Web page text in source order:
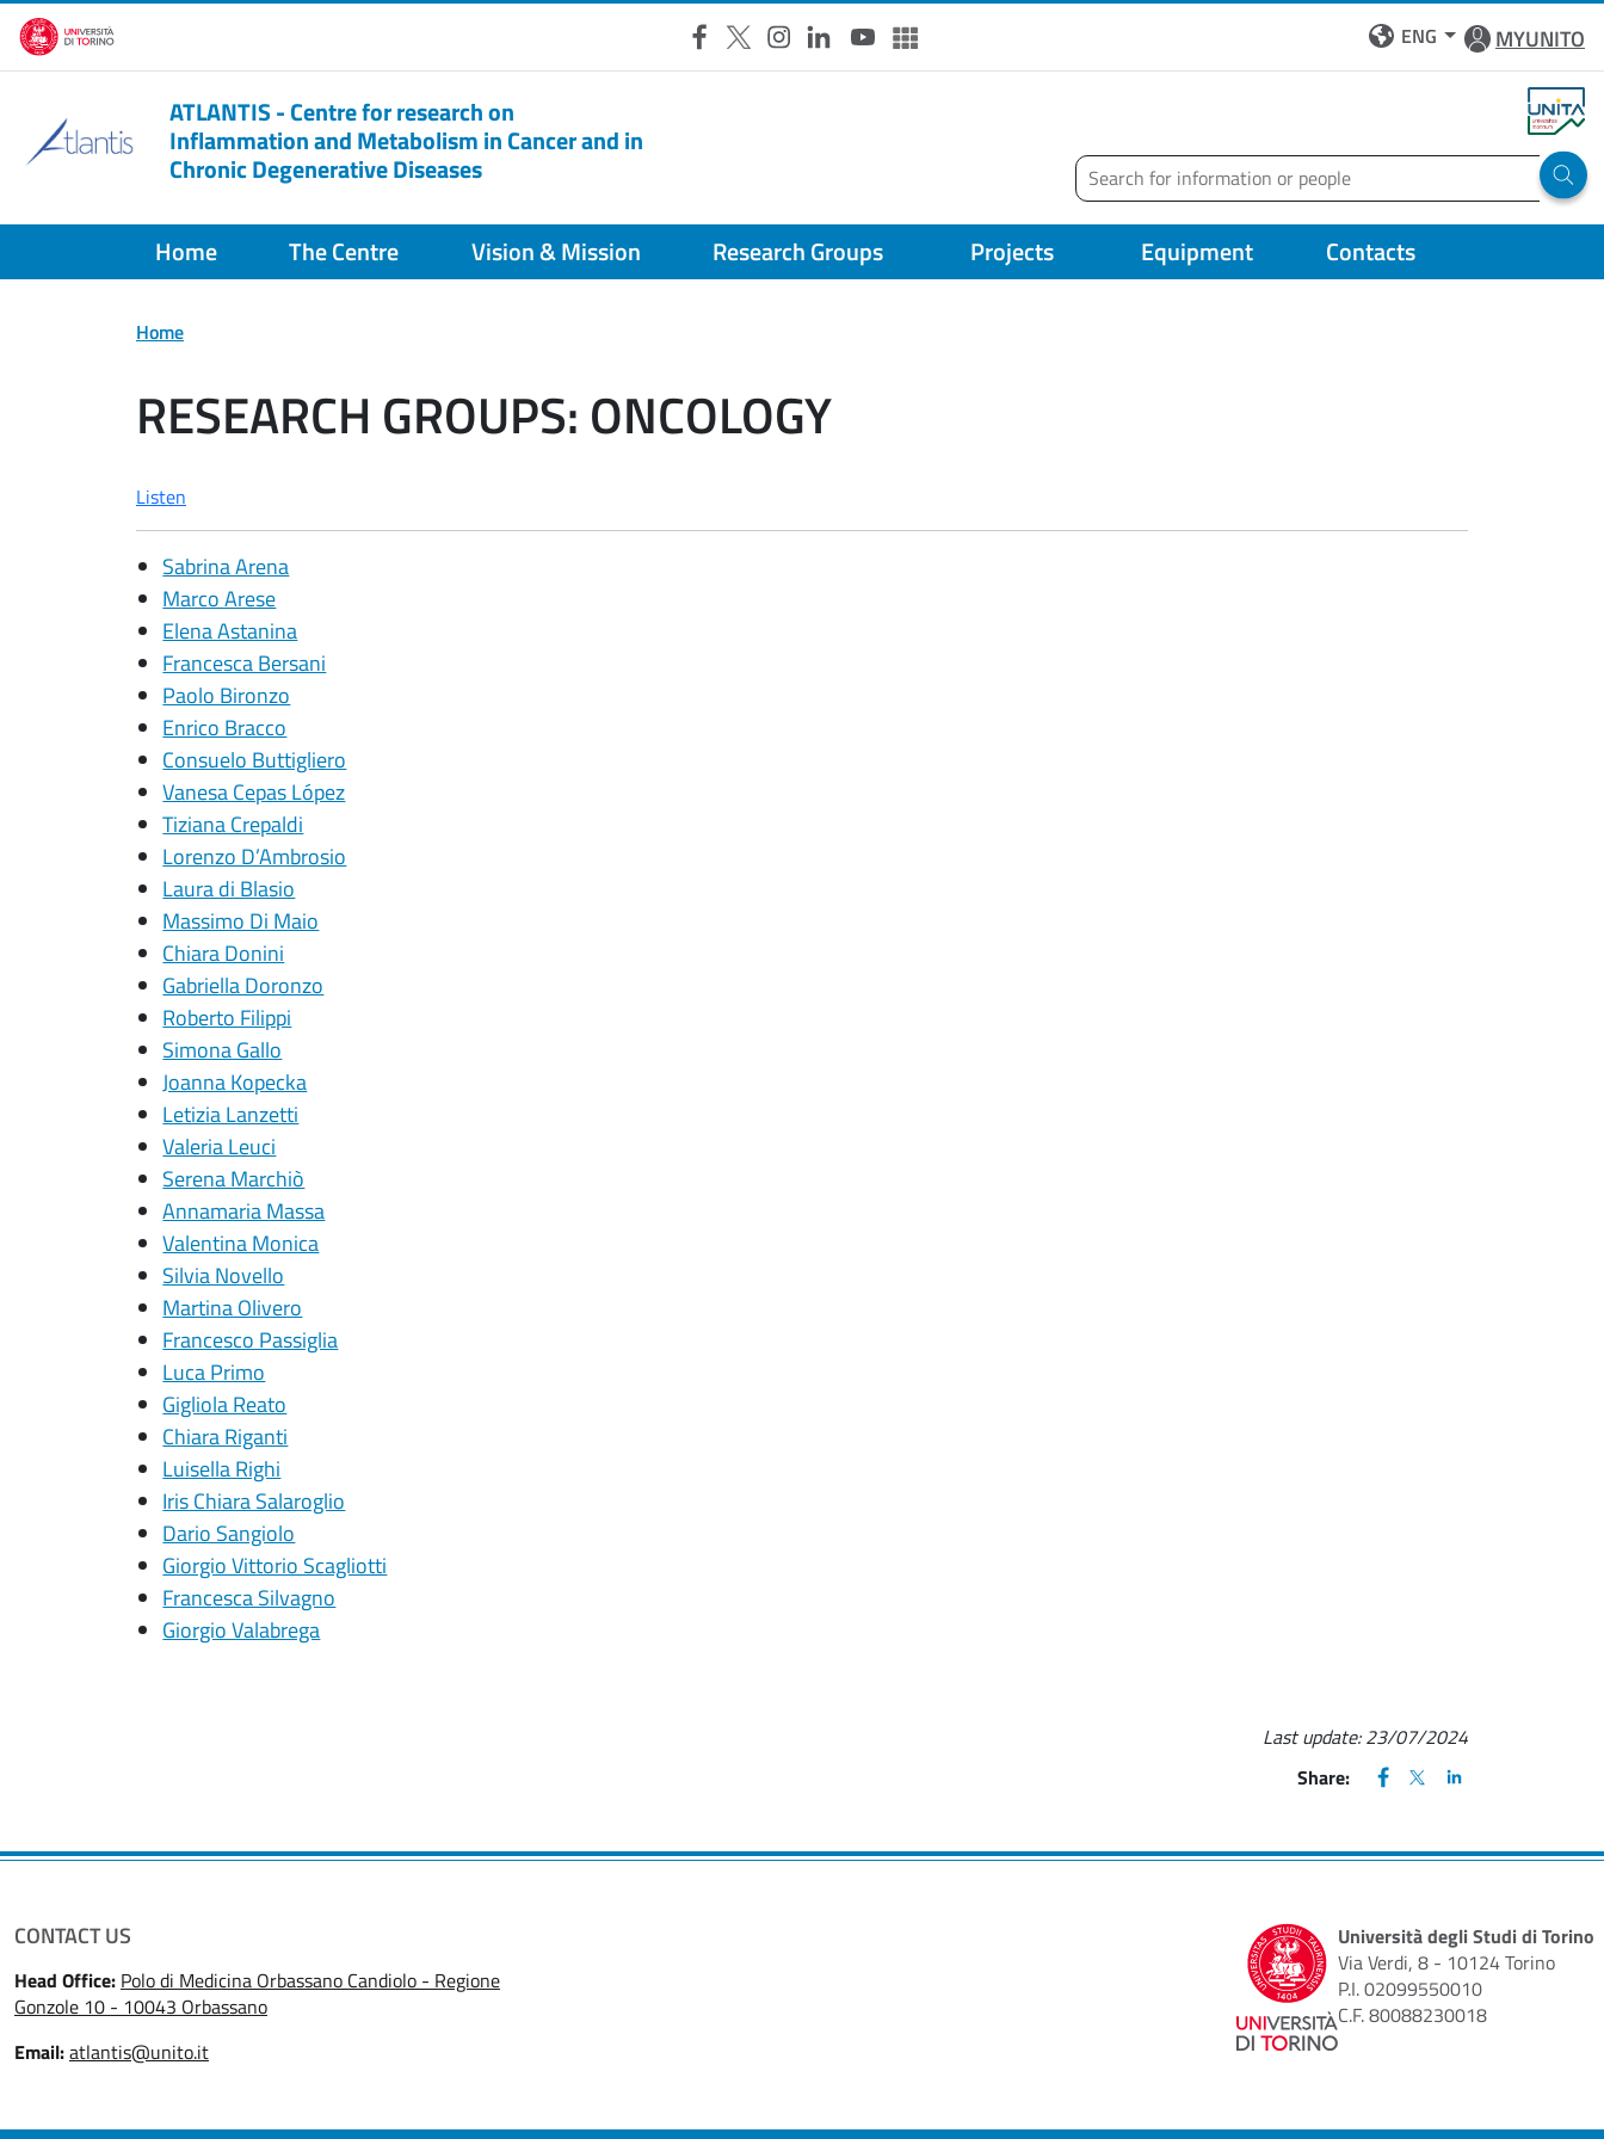
Skip to main content
Facebook
X Instagram
LinkedInYouTubeAltri social
ENG MYUNITO
ATLANTIS - Centre for research on
Inflammation and Metabolism in Cancer and in
Chronic Degenerative Diseases Search
Run
Home The Centre Vision & Mission Research Groups Projects Equipment Contacts
Home
RESEARCH GROUPS: ONCOLOGY
Listen
Sabrina Arena
Marco Arese
Elena Astanina
Francesca Bersani
Paolo Bironzo
Enrico Bracco
Consuelo Buttigliero
Vanesa Cepas López
Tiziana Crepaldi
Lorenzo D’Ambrosio
Laura di Blasio
Massimo Di Maio
Chiara Donini
Gabriella Doronzo
Roberto Filippi
Simona Gallo
Joanna Kopecka
Letizia Lanzetti
Valeria Leuci
Serena Marchiò
Annamaria Massa
Valentina Monica
Silvia Novello
Martina Olivero
Francesco Passiglia
Luca Primo
Gigliola Reato
Chiara Riganti
Luisella Righi
Iris Chiara Salaroglio
Dario Sangiolo
Giorgio Vittorio Scagliotti
Francesca Silvagno
Giorgio Valabrega
Last update:23/07/2024
Share:
FACEBOOK
(apre una nuova finestra)
X
(apre una nuova
LINKEDIN
(apre una nuova
CONTACT US
Head Office: Polo di Medicina Orbassano Candiolo - Regione
Gonzole 10 - 10043 Orbassano
Email:atlantis@unito.it
Università degli Studi di Torino
Via Verdi, 8 - 10124 Torino
P.I. 02099550010
C.F. 80088230018